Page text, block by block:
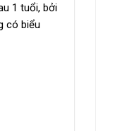
1 tuổi, bởi
có biểu